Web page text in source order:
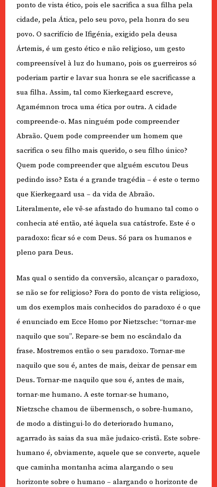
ponto de vista ético, pois ele sacrifica a sua filha pela
cidade, pela Ática, pelo seu povo, pela honra do seu
povo. O sacrifício de Ifigénia, exigido pela deusa
Ártemis, é um gesto ético e não religioso, um gesto
compreensível à luz do humano, pois os guerreiros só
poderiam partir e lavar sua honra se ele sacrificasse a
sua filha. Assim, tal como Kierkegaard escreve,
Agamémnon troca uma ética por outra. A cidade
compreende-o. Mas ninguém pode compreender
Abraão. Quem pode compreender um homem que
sacrifica o seu filho mais querido, o seu filho único?
Quem pode compreender que alguém escutou Deus
pedindo isso? Esta é a grande tragédia – é este o termo
que Kierkegaard usa – da vida de Abraão.
Literalmente, ele vê-se afastado do humano tal como o
conhecia até então, até àquela sua catástrofe. Este é o
paradoxo: ficar só e com Deus. Só para os humanos e
pleno para Deus.
Mas qual o sentido da conversão, alcançar o paradoxo,
se não se for religioso? Fora do ponto de vista religioso,
um dos exemplos mais conhecidos do paradoxo é o que
é enunciado em Ecce Homo por Nietzsche: “tornar-me
naquilo que sou”. Repare-se bem no escândalo da
frase. Mostremos então o seu paradoxo. Tornar-me
naquilo que sou é, antes de mais, deixar de pensar em
Deus. Tornar-me naquilo que sou é, antes de mais,
tornar-me humano. A este tornar-se humano,
Nietzsche chamou de übermensch, o sobre-humano,
de modo a distingui-lo do deteriorado humano,
agarrado às saias da sua mãe judaico-cristã. Este sobre-
humano é, obviamente, aquele que se converte, aquele
que caminha montanha acima alargando o seu
horizonte sobre o humano – alargando o horizonte de